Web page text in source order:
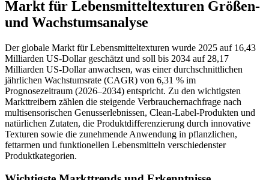
Markt für Lebensmitteltexturen Größen-
und Wachstumsanalyse
Der globale Markt für Lebensmitteltexturen wurde 2025 auf 16,43
Milliarden US-Dollar geschätzt und soll bis 2034 auf 28,17
Milliarden US-Dollar anwachsen, was einer durchschnittlichen
jährlichen Wachstumsrate (CAGR) von 6,31 % im
Prognosezeitraum (2026–2034) entspricht. Zu den wichtigsten
Markttreibern zählen die steigende Verbrauchernachfrage nach
multisensorischen Genusserlebnissen, Clean-Label-Produkten und
natürlichen Zutaten, die Produktdifferenzierung durch innovative
Texturen sowie die zunehmende Anwendung in pflanzlichen,
fettarmen und funktionellen Lebensmitteln verschiedenster
Produktkategorien.